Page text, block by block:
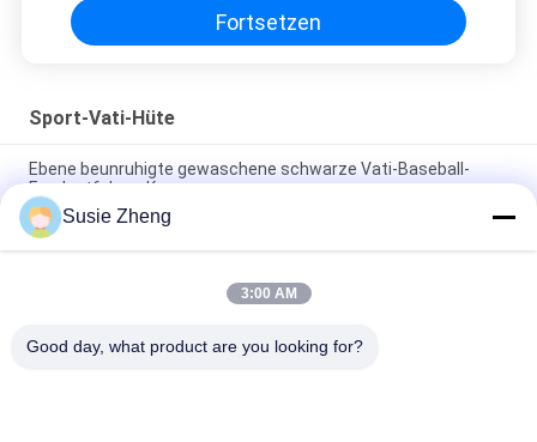
Fortsetzen
Sport-Vati-Hüte
Ebene beunruhigte gewaschene schwarze Vati-Baseball-
Fernlastfahrer-Kappe
56cm unstrukturierte Vati-Baseballmütze-Stickerei Logo
Customized
Freier Raum trägt Vati-Hüte mit Sonntags-Metallschnallen-
Susie Zheng
3:00 AM
Good day, what product are you looking for?